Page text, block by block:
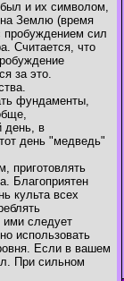
и их символом,
Землю (время
пробуждением сил
Считается, что
за это.
фундаменты,
день, в
день "медведь"
приготовлять
Благоприятен
культа всех
ими следует
использовать
Если в вашем
При сильном